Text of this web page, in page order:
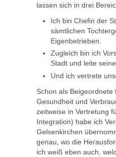
lassen sich in drei
Ich bin Chefin der
sämtlichen
Eigenbetrieben.
Zugleich bin ich
Stadt und leite
Und ich vertrete
Schon als Beigeordnete
Gesundheit und
zeitweise in Vertretung
Integration) habe ich
Gelsenkirchen
genau, wo die
ich weiß eben auch,